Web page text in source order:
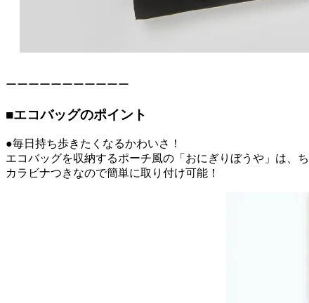
ーーーーーーーーーーー
■エコバッグのポイント
●毎日持ち歩きたくなるかわいさ！
エコバッグを収納するポーチ風の「おにぎりぼうや」は、
カラビナつきなので簡単に取り付け可能！